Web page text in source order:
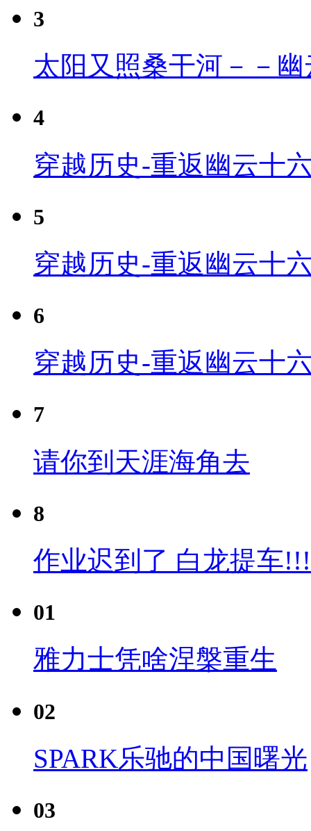
3
太阳又照桑干河－－
4
穿越历史-重返幽云十
5
穿越历史-重返幽云十
6
穿越历史-重返幽云十
7
请你到天涯海角去
8
作业迟到了 白龙提车
01
雅力士凭啥涅槃重生
02
SPARK乐驰的中国曙光
03